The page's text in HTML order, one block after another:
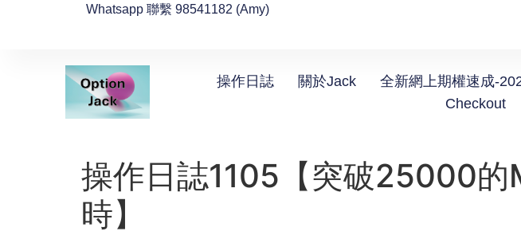
Whatsapp 聯繫 98541182 (Amy)
操作日誌 關於Jack 全新網上期權速成-
Checkout
操作日誌1105【突破25000
時】